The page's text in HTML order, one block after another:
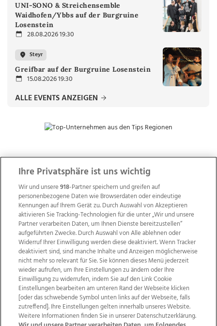
UNI-SONO & Streichensemble
Waidhofen/Ybbs auf der Burgruine
Losenstein
28.08.2026 19:30
Steyr
Greifbar auf der Burgruine Losenstein
15.08.2026 19:30
ALLE EVENTS ANZEIGEN
ZUR NACHRICHTENÜBERSICHT
Wir über uns Mediadaten Kontakt
Jobs
Datenschutz
Impressum
AGB Anzeigekunden
AGB Website
Ehrenkodex Politische Werbung
Ihre Privatsphäre ist uns wichtig
Wir und unsere918-Partner speichern und greifen auf
personenbezogene Daten wie Browserdaten oder eindeutige
Kennungen auf Ihrem Gerät zu. Durch Auswahl von Akzeptieren
aktivieren Sie Tracking-Technologien für die unter „Wir und unsere
Partner verarbeiten Daten, um Ihnen Dienste bereitzustellen“
aufgeführten Zwecke. Durch Auswahl von Alle ablehnen oder
Widerruf Ihrer Einwilligung werden diese deaktiviert. Wenn Tracker
deaktiviert sind, sind manche Inhalte und Anzeigen möglicherweise
nicht mehr so relevant für Sie. Sie können dieses Menü jederzeit
wieder aufrufen, um Ihre Einstellungen zu ändern oder Ihre
Einwilligung zu widerrufen, indem Sie auf den Link Cookie
Einstellungen bearbeiten am unteren Rand der Webseite klicken
[oder das schwebende Symbol unten links auf der Webseite, falls
zutreffend]. Ihre Einstellungen gelten innerhalb unseres Website.
Weitere Informationen finden Sie in unserer Datenschutzerklärung.